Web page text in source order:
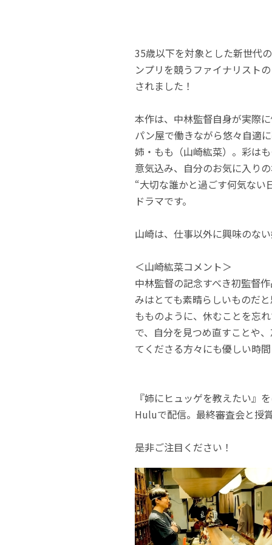
35歳以下を対象とした新世代
ンプリを競うファイナリスト
されました！
本作は、中林監督自身が実際
パン屋で働きながら悠々自適
姉・もも（山崎紘菜）。彩は
意気込み、自分のお気に入り
“大切な誰かと過ごす何気な
ドラマです。
山崎は、仕事以外に興味のな
＜山崎紘菜コメント＞
中林監督の記念すべき初監督
みはとても素晴らしいものだ
もものように、休むことを忘
で、自分を見つめ直すことや
てくださる方々にも優しい時
『姉にヒュッゲを教えたい』
Huluで配信。最終審査会と授
是非ご注目ください！